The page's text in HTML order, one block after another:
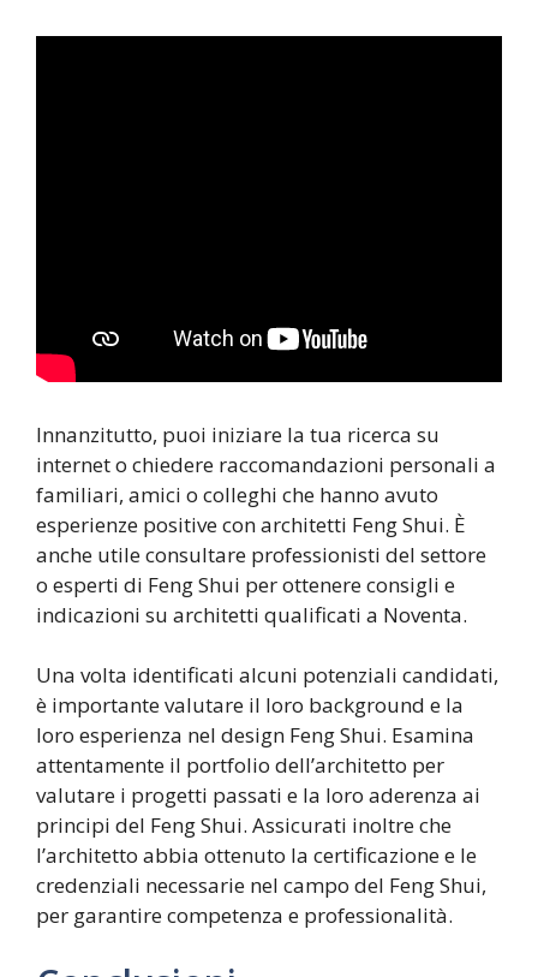
Innanzitutto, puoi iniziare la tua ricerca su
internet o chiedere raccomandazioni personali a
familiari, amici o colleghi che hanno avuto
esperienze positive con architetti Feng Shui. È
anche utile consultare professionisti del settore
o esperti di Feng Shui per ottenere consigli e
indicazioni su architetti qualificati a Noventa.
Una volta identificati alcuni potenziali candidati,
è importante valutare il loro background e la
loro esperienza nel design Feng Shui. Esamina
attentamente il portfolio dell’architetto per
valutare i progetti passati e la loro aderenza ai
principi del Feng Shui. Assicurati inoltre che
l’architetto abbia ottenuto la certificazione e le
credenziali necessarie nel campo del Feng Shui,
per garantire competenza e professionalità.